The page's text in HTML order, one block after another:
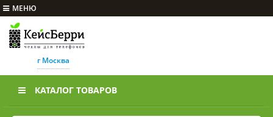
МЕНЮ
г Москва
КАТАЛОГ ТОВАРОВ